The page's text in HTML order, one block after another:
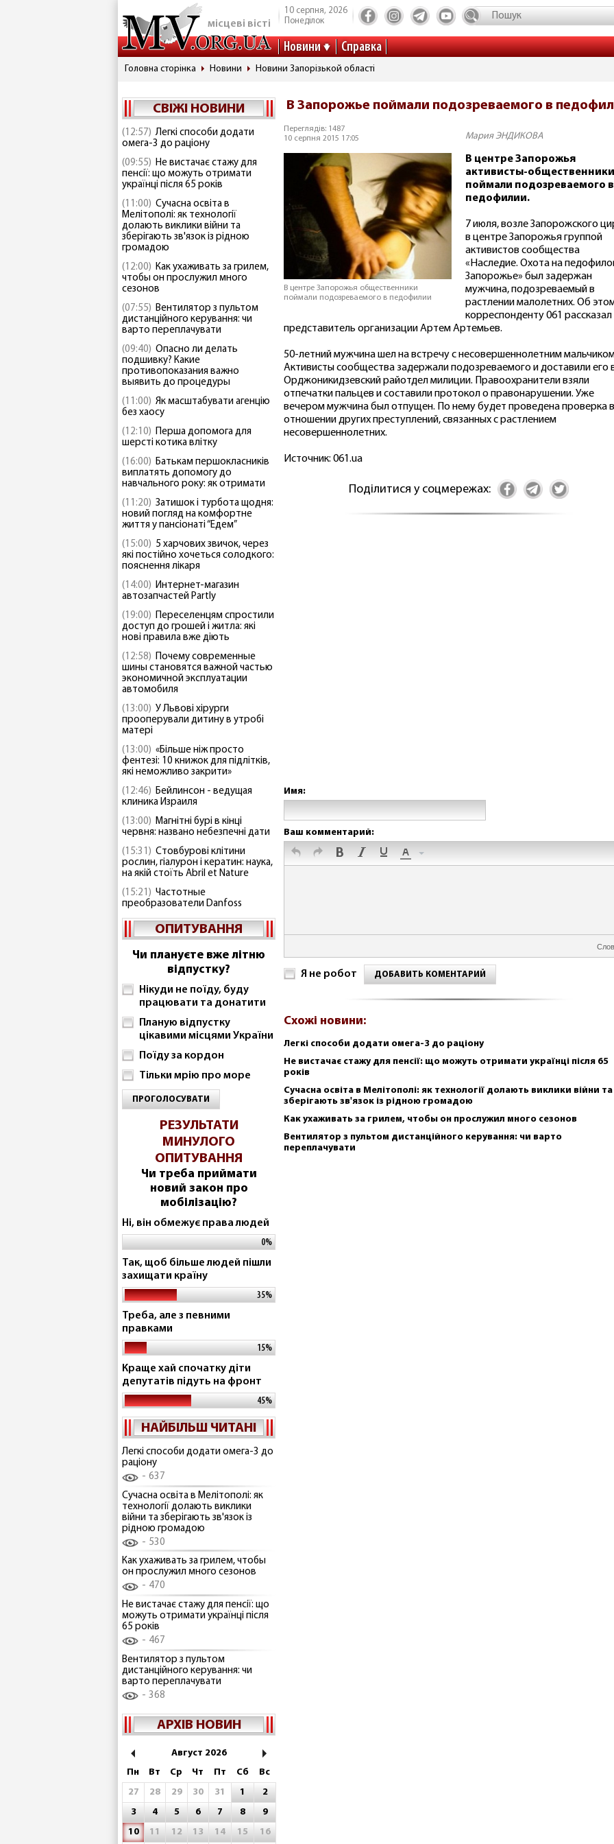
місцеві вісті
10 серпня, 2026
Понеділок
Новини Справка
Головна сторінка Новини Новини Запорізькой області
СВІЖІ НОВИНИ
(12:57) Легкі способи додати
омега-3 до раціону
(09:55) Не вистачає стажу для
пенсії: що можуть отримати
українці після 65 років
(11:00) Сучасна освіта в
Мелітополі: як технології
долають виклики війни та
зберігають зв'язок із рідною
громадою
(12:00) Как ухаживать за грилем,
чтобы он прослужил много
сезонов
(07:55) Вентилятор з пультом
дистанційного керування: чи
варто переплачувати
(09:40) Опасно ли делать
подшивку? Какие
противопоказания важно
выявить до процедуры
(11:00) Як масштабувати агенцію
без хаосу
(12:10) Перша допомога для
шерсті котика влітку
(16:00) Батькам першокласників
виплатять допомогу до
навчального року: як отримати
(11:20) Затишок і турбота щодня:
новий погляд на комфортне
життя у пансіонаті “Едем”
(15:00) 5 харчових звичок, через
які постійно хочеться солодкого:
пояснення лікаря
(14:00) Интернет-магазин
автозапчастей Partly
(19:00) Переселенцям спростили
доступ до грошей і житла: які
нові правила вже діють
(12:58) Почему современные
шины становятся важной частью
экономичной эксплуатации
автомобиля
(13:00) У Львові хірурги
прооперували дитину в утробі
матері
(13:00) «Більше ніж просто
фентезі: 10 книжок для підлітків,
які неможливо закрити»
(12:46) Бейлинсон - ведущая
клиника Израиля
(13:00) Магнітні бурі в кінці
червня: названо небезпечні дати
(15:31) Стовбурові клітини
рослин, гіалурон і кератин: наука,
на якій стоїть Abril et Nature
(15:21) Частотные
преобразователи Danfoss
ОПИТУВАННЯ
Чи плануєте вже літню
відпустку?
Нікуди не поїду, буду
працювати та донатити
Планую відпустку
цікавими місцями України
Поїду за кордон
Тільки мрію про море
ПРОГОЛОСУВАТИ
РЕЗУЛЬТАТИ
МИНУЛОГО
ОПИТУВАННЯ
Чи треба приймати
новий закон про
мобілізацію?
Ні, він обмежує права людей
0%
Так, щоб більше людей пішли
захищати країну
35%
Треба, але з певними
правками
15%
Краще хай спочатку діти
депутатів підуть на фронт
45%
НАЙБІЛЬШ ЧИТАНІ
Легкі способи додати омега-3 до
раціону
637
Сучасна освіта в Мелітополі: як
технології долають виклики
війни та зберігають зв'язок із
рідною громадою
530
Как ухаживать за грилем, чтобы
он прослужил много сезонов
470
Не вистачає стажу для пенсії: що
можуть отримати українці після
65 років
467
Вентилятор з пультом
дистанційного керування: чи
варто переплачувати
368
АРХІВ НОВИН
Август 2026
Пн
Вт Ср Чт Пт Сб
Вс
27
28 29 30 31 1
2
3
4 5 6 7 8
9
10
11 12 13 14 15 16
В Запорожье поймали подозреваемого в
Переглядів: 1487
10 серпня 2015 17:05
Мария ЭНДИКОВА
В центре Запорожья общественники
поймали подозреваемого в педофилии
В центре Запорожья
активисты-общественники
поймали подозреваемого в
педофилии.
7 июля, возле Запорожского
в центре Запорожья группой
активистов сообщества
«Наследие. Охота на
Запорожье» был задержан
мужчина, подозреваемый в
растлении малолетних. Об
корреспонденту 061 рассказал
представитель организации Артем Артемьев.
50-летний мужчина шел на встречу с несовершеннолетним
Активисты сообщества задержали подозреваемого и доставили его
Орджоникидзевский райотдел милиции. Правоохранители взяли
отпечатки пальцев и составили протокол о правонарушении. Уже
вечером мужчина был отпущен. По нему будет проведена проверка в
отношении других преступлений, связанных с растлением
несовершеннолетних.
Источник: 061.ua
Поділитися у соцмережах:
Имя:
Ваш комментарий:
Я не робот ДОБАВИТЬ КОМЕНТАРИЙ
Схожі новини:
Легкі способи додати омега-3 до раціону
Не вистачає стажу для пенсії: що можуть отримати українці після 65
років
Сучасна освіта в Мелітополі: як технології долають виклики війни та
зберігають зв'язок із рідною громадою
Как ухаживать за грилем, чтобы он прослужил много сезонов
Вентилятор з пультом дистанційного керування: чи варто
переплачувати